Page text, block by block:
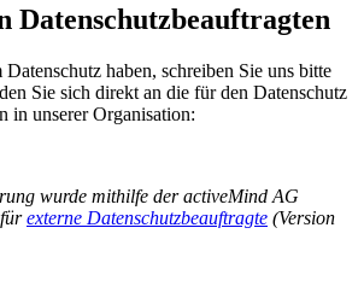
Datenschutzbeauftragten
haben, schreiben Sie uns bitte
Sie sich direkt an die für den Datenschutz
in unserer Organisation:
wurde mithilfe der activeMind AG
externe Datenschutzbeauftragte (Version